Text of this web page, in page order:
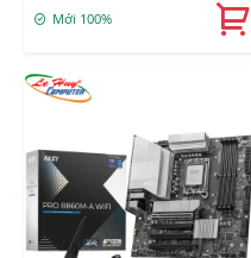
Mới 100%